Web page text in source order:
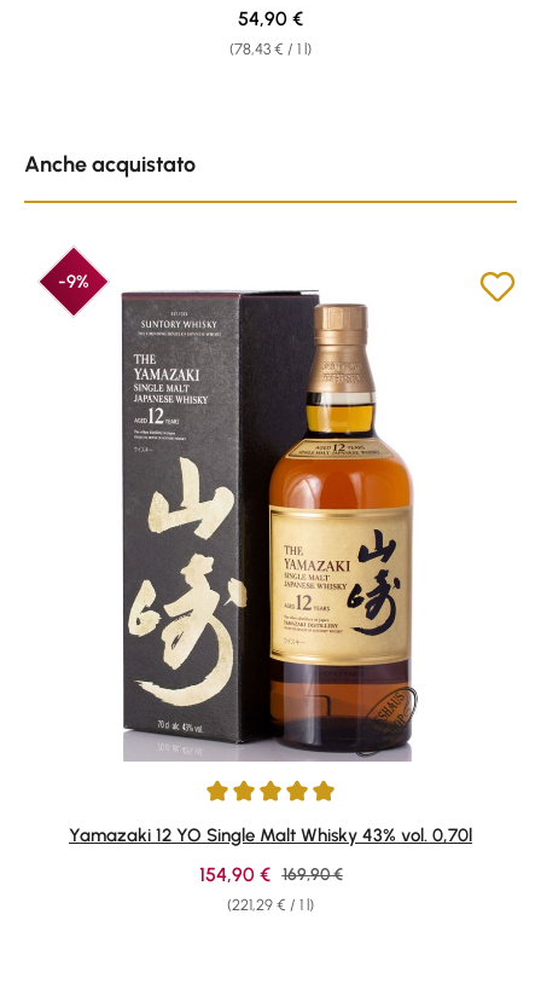
(78,43 € / 1 l)
Regular price:
54,90 €
Anche acquistato
-9%
Average rating of 4.89 out of 5 stars
Yamazaki 12 YO Single Malt Whisky 43% vol. 0,70l
(221,29 € / 1 l)
Sale price:
154,90 € Regular price:
169,90 €